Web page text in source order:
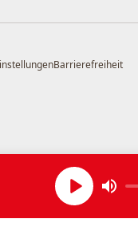
Barrierefreiheit